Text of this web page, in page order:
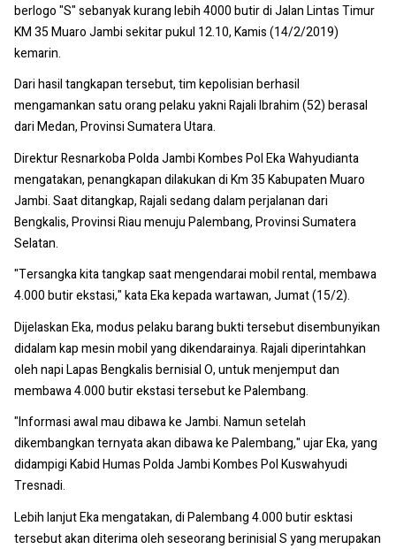
berlogo "S" sebanyak kurang lebih 4000 butir di Jalan Lintas Timur
KM 35 Muaro Jambi sekitar pukul 12.10, Kamis (14/2/2019)
kemarin.
Dari hasil tangkapan tersebut, tim kepolisian berhasil
mengamankan satu orang pelaku yakni Rajali Ibrahim (52) berasal
dari Medan, Provinsi Sumatera Utara.
Direktur Resnarkoba Polda Jambi Kombes Pol Eka Wahyudianta
mengatakan, penangkapan dilakukan di Km 35 Kabupaten Muaro
Jambi. Saat ditangkap, Rajali sedang dalam perjalanan dari
Bengkalis, Provinsi Riau menuju Palembang, Provinsi Sumatera
Selatan.
"Tersangka kita tangkap saat mengendarai mobil rental, membawa
4.000 butir ekstasi," kata Eka kepada wartawan, Jumat (15/2).
Dijelaskan Eka, modus pelaku barang bukti tersebut disembunyikan
didalam kap mesin mobil yang dikendarainya. Rajali diperintahkan
oleh napi Lapas Bengkalis bernisial O, untuk menjemput dan
membawa 4.000 butir ekstasi tersebut ke Palembang.
"Informasi awal mau dibawa ke Jambi. Namun setelah
dikembangkan ternyata akan dibawa ke Palembang," ujar Eka, yang
didampigi Kabid Humas Polda Jambi Kombes Pol Kuswahyudi
Tresnadi.
Lebih lanjut Eka mengatakan, di Palembang 4.000 butir esktasi
tersebut akan diterima oleh seseorang berinisial S yang merupakan